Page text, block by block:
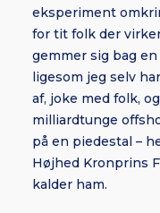
eksperiment
for tit folk der
gemmer sig bag
ligesom jeg selv
af, joke med folk,
milliardtunge
på en piedestal –
Højhed Kronprins
kalder ham.